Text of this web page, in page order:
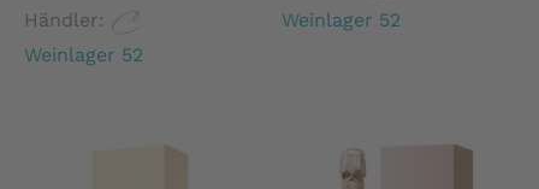
Händler:
Weinlager 52
Weinlager 52